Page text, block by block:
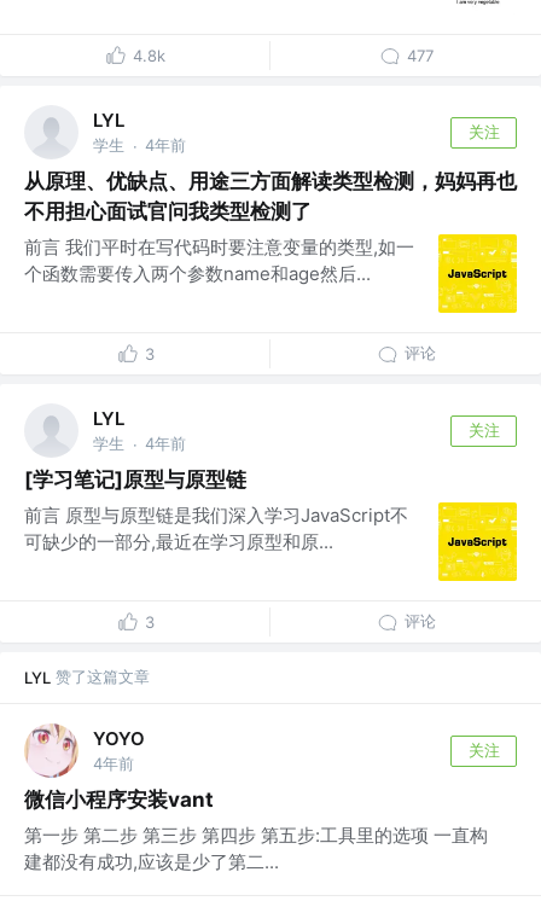
4.8k 477
LYL
学生 · 4年前
关注
从原理、优缺点、用途三方面解读类型检测，妈妈再也
不用担心面试官问我类型检测了
前言 我们平时在写代码时要注意变量的类型,如一
个函数需要传入两个参数name和age然后...
3 评论
LYL
学生 · 4年前
关注
[学习笔记]原型与原型链
前言 原型与原型链是我们深入学习JavaScript不
可缺少的一部分,最近在学习原型和原...
3 评论
LYL 赞了这篇文章
YOYO
4年前
关注
微信小程序安装vant
第一步 第二步 第三步 第四步 第五步:工具里的选项 一直构
建都没有成功,应该是少了第二...